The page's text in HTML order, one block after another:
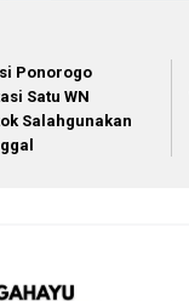
Ponorogo
Satu WN
Salahgunakan